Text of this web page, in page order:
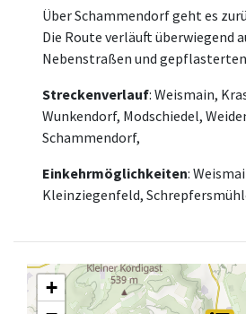
Über Schammendorf geht es
Die Route verläuft überwiegend
Nebenstraßen und gepflasterten
Streckenverlauf: Weismain,
Wunkendorf, Modschiedel,
Schammendorf,
Einkehrmöglichkeiten:
Kleinziegenfeld,
+